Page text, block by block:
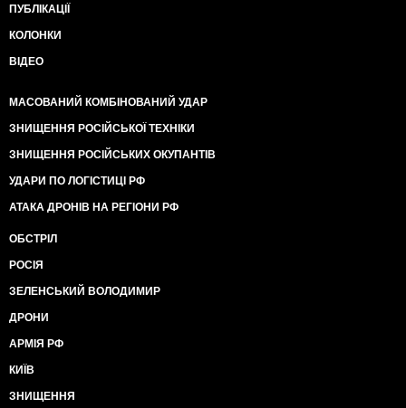
ПУБЛІКАЦІЇ
КОЛОНКИ
ВІДЕО
МАСОВАНИЙ КОМБІНОВАНИЙ УДАР
ЗНИЩЕННЯ РОСІЙСЬКОЇ ТЕХНІКИ
ЗНИЩЕННЯ РОСІЙСЬКИХ ОКУПАНТІВ
УДАРИ ПО ЛОГІСТИЦІ РФ
АТАКА ДРОНІВ НА РЕГІОНИ РФ
ОБСТРІЛ
РОСІЯ
ЗЕЛЕНСЬКИЙ ВОЛОДИМИР
ДРОНИ
АРМІЯ РФ
КИЇВ
ЗНИЩЕННЯ